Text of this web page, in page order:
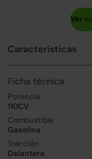
Características
Ficha técnica
Potencia
110CV
Combustible
Gasolina
Tracción
Delantera